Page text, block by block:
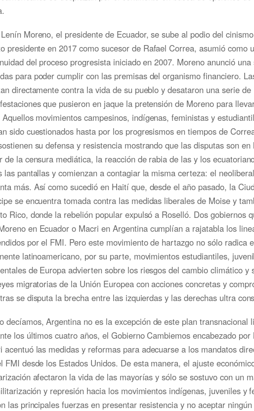
Moreno, el presidente de Ecuador, se sube al podio del
presidente en 2017 como sucesor de Rafael Correa, asumió como
del proceso progresista iniciado en 2007. Moreno anunció una
para poder cumplir con las premisas del organismo financiero.
directamente contra la vida de su pueblo y desataron una serie de
que pusieron en jaque la pretensión de Moreno para
Aquellos movimientos campesinos, indígenas, feministas y
sido cuestionados hasta por los progresismos en tiempos de
su defensa y resistencia mostrando que las disputas son en
de la censura mediática, la reacción de rabia de las y los
las pantallas y comienzan a contagiar la misma certeza: el
más. Así como sucedió en Haití que, desde el año pasado, la
se encuentra tomada contra las medidas liberales de Moise y
Rico, donde la rebelión popular expulsó a Roselló. Dos gobiernos
en Ecuador o Macri en Argentina cumplían a rajatabla los
por el FMI. Pero este movimiento de hartazgo no sólo radica
latinoamericano, por su parte, movimientos estudiantiles,
de Europa advierten sobre los riesgos del cambio climático y
migratorias de la Unión Europea con acciones concretas y
se disputa la brecha entre las izquierdas y las derechas ultra
decíamos, Argentina no es la excepción de este plan transnacional
los últimos cuatro años, el Gobierno Cambiemos encabezado por
acentuó las medidas y reformas para adecuarse a los mandatos
FMI desde los Estados Unidos. De esta manera, el ajuste
afectaron la vida de las mayorías y sólo se sostuvo con un
y represión hacia los movimientos indígenas, juveniles y
las principales fuerzas en presentar resistencia y no aceptar